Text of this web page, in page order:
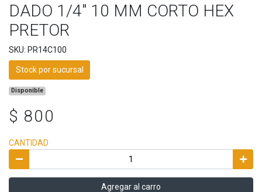
DADO 1/4" 10 MM CORTO HEX
PRETOR
SKU: PR14C100
Stock por sucursal
Disponible
$ 800
CANTIDAD
Agregar al carro